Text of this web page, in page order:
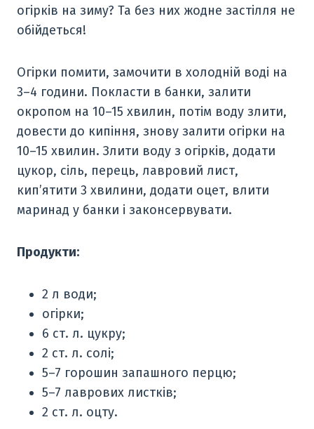
огірків на зиму? Та без них жодне застілля не
обійдеться!
Огірки помити, замочити в холодній воді на
3–4 години. Покласти в банки, залити
окропом на 10–15 хвилин, потім воду злити,
довести до кипіння, знову залити огірки на
10–15 хвилин. Злити воду з огірків, додати
цукор, сіль, перець, лавровий лист,
кип’ятити 3 хвилини, додати оцет, влити
маринад у банки і законсервувати.
Продукти:
2 л води;
огірки;
6 ст. л. цукру;
2 ст. л. солі;
5–7 горошин запашного перцю;
5–7 лаврових листків;
2 ст. л. оцту.